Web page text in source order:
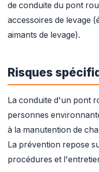
de conduite du pont
accessoires de levage
aimants de levage).
Risques
La conduite d'un pont
personnes
à la manutention de
La prévention repose
procédures et